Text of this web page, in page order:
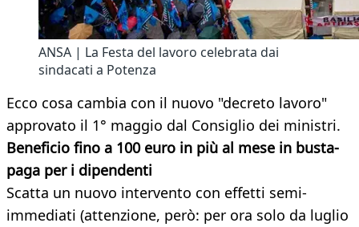
ANSA | La Festa del lavoro celebrata dai
sindacati a Potenza
Ecco cosa cambia con il nuovo "decreto lavoro"
approvato il 1° maggio dal Consiglio dei ministri.
Beneficio fino a 100 euro in più al mese in busta-
paga per i dipendenti
Scatta un nuovo intervento con effetti semi-
immediati (attenzione, però: per ora solo da luglio